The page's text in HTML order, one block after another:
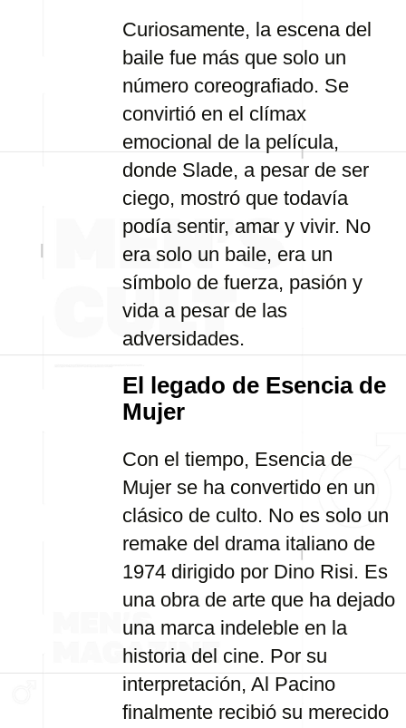
Curiosamente, la escena del
baile fue más que solo un
número coreografiado. Se
convirtió en el clímax
emocional de la película,
donde Slade, a pesar de ser
ciego, mostró que todavía
podía sentir, amar y vivir. No
era solo un baile, era un
símbolo de fuerza, pasión y
vida a pesar de las
adversidades.
El legado de Esencia de
Mujer
Con el tiempo, Esencia de
Mujer se ha convertido en un
clásico de culto. No es solo un
remake del drama italiano de
1974 dirigido por Dino Risi. Es
una obra de arte que ha dejado
una marca indeleble en la
historia del cine. Por su
interpretación, Al Pacino
finalmente recibió su merecido